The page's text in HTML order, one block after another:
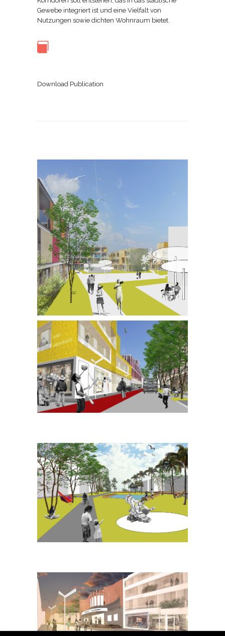
Gewebe integriert ist und eine Vielfalt von
Nutzungen sowie dichten Wohnraum bietet.
Download Publication